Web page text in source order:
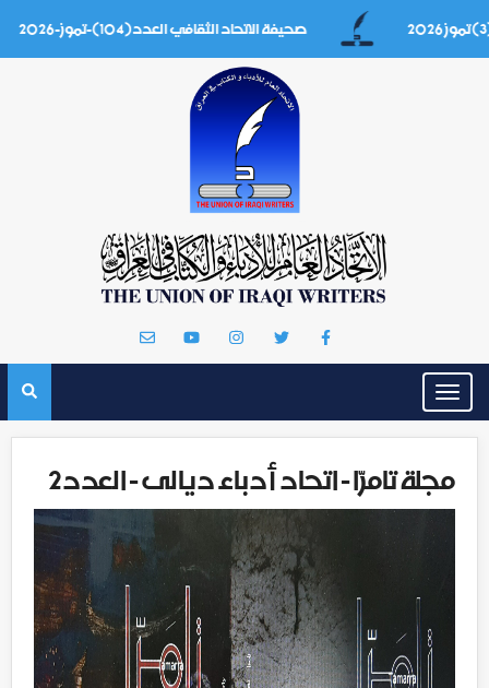
صحيفة الاتحاد الثقافي العدد(104)-تموز-2026
Toggle
navigation
مجلة تامرّا - اتحاد أدباء ديالى - العدد2